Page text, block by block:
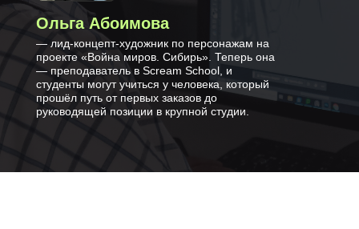
Ольга Абоимова
— лид-концепт-художник по персонажам на
проекте «Война миров. Сибирь». Теперь она
— преподаватель в Scream School, и
студенты могут учиться у человека, который
прошёл путь от первых заказов до
руководящей позиции в крупной студии.